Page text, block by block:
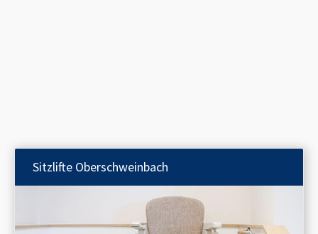
Sitzlifte Oberschweinbach